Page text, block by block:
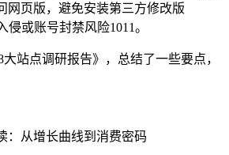
网页版，避免安装第三方修改版
侵或账号封禁风险1011。
大站点调研报告》，总结了一些要点，
：从增长曲线到消费密码